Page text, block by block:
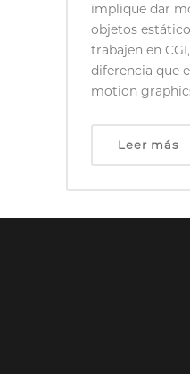
implique dar
objetos
trabajen en
diferencia que
motion
Leer más